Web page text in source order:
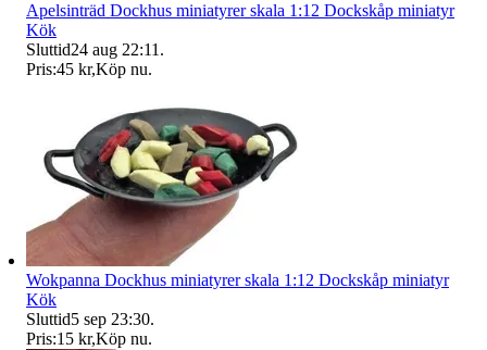
Apelsinträd Dockhus miniatyrer skala 1:12 Dockskåp miniatyr
Kök
Sluttid24 aug 22:11 .
Pris:45 kr,Köp nu.
Wokpanna Dockhus miniatyrer skala 1:12 Dockskåp miniatyr
Kök
Sluttid5 sep 23:30.
Pris:15 kr,Köp nu.